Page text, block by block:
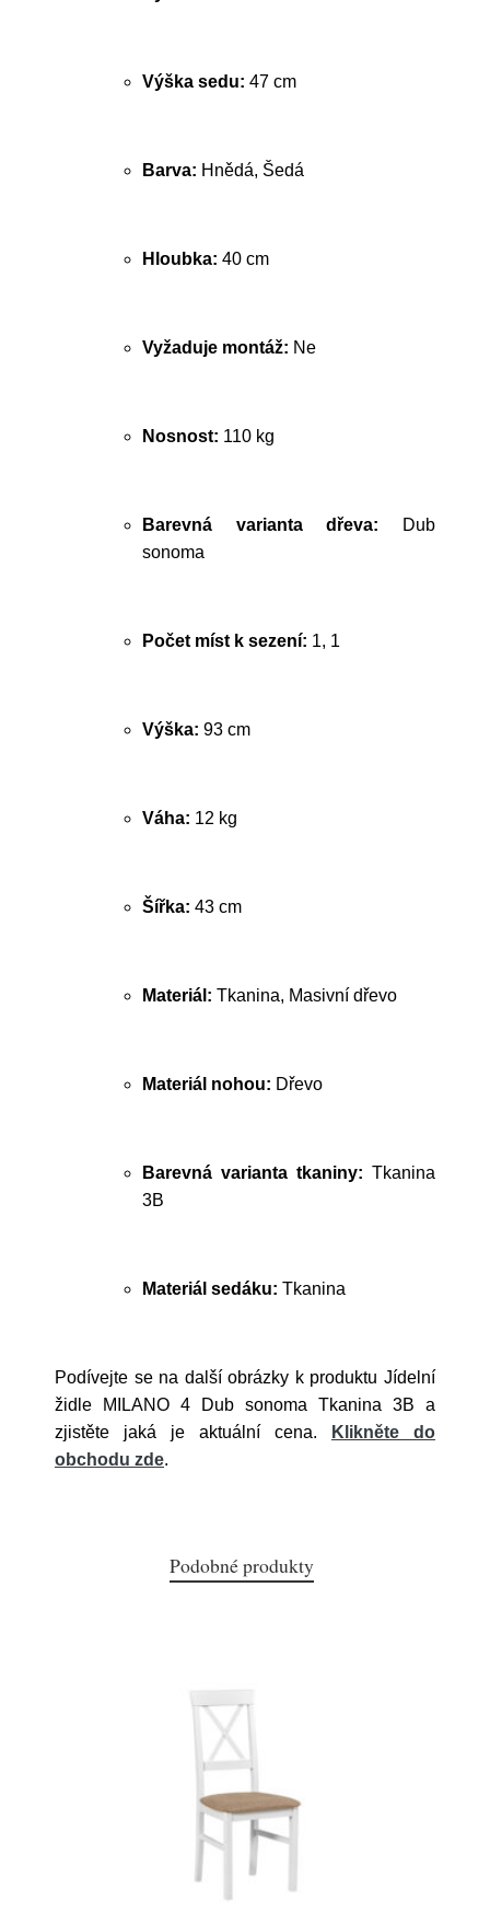
Výška sedu: 47 cm
Barva: Hnědá, Šedá
Hloubka: 40 cm
Vyžaduje montáž: Ne
Nosnost: 110 kg
Barevná varianta dřeva: Dub
sonoma
Počet míst k sezení: 1, 1
Výška: 93 cm
Váha: 12 kg
Šířka: 43 cm
Materiál: Tkanina, Masivní dřevo
Materiál nohou: Dřevo
Barevná varianta tkaniny: Tkanina
3B
Materiál sedáku: Tkanina
Podívejte se na další obrázky k produktu Jídelní
židle MILANO 4 Dub sonoma Tkanina 3B a
zjistěte jaká je aktuální cena.
Klikněte do
obchodu zde.
Podobné produkty